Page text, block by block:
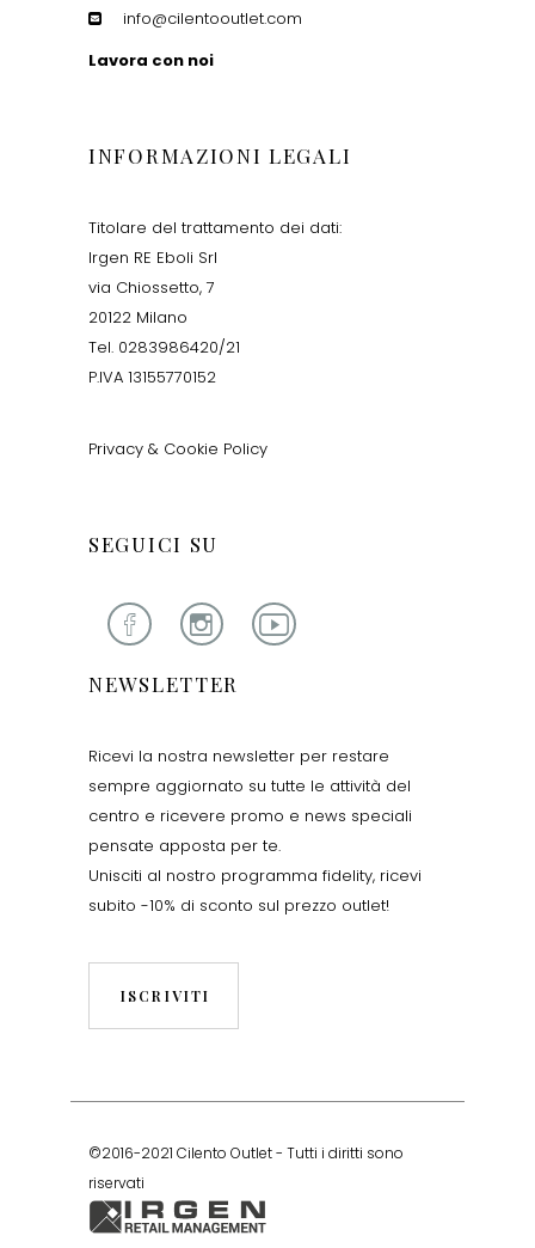
info@cilentooutlet.com
Lavora con noi
INFORMAZIONI LEGALI
Titolare del trattamento dei dati:
Irgen RE Eboli Srl
via Chiossetto, 7
20122 Milano
Tel. 0283986420/21
P.IVA 13155770152
Privacy & Cookie Policy
SEGUICI SU
NEWSLETTER
Ricevi la nostra newsletter per restare
sempre aggiornato su tutte le attività del
centro e ricevere promo e news speciali
pensate apposta per te.
Unisciti al nostro programma fidelity, ricevi
subito -10% di sconto sul prezzo outlet!
ISCRIVITI
©2016-2021 Cilento Outlet - Tutti i diritti sono
riservati